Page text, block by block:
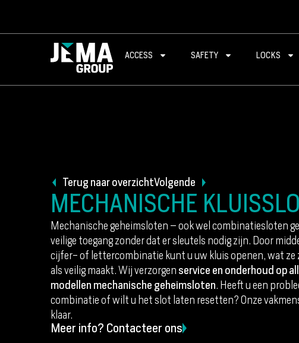
ACCESS SAFETY LOCKS
Terug naar overzichtVolgende
MECHANISCHE
Mechanische geheimsloten – ook wel combinatiesloten
veilige toegang zonder dat er sleutels nodig zijn. Door
cijfer- of lettercombinatie kunt u uw kluis openen, wat ze
als veilig maakt. Wij verzorgen service en onderhoud op
modellen mechanische geheimsloten. Heeft u een
combinatie of wilt u het slot laten resetten? Onze
klaar.
Meer info? Contacteer ons